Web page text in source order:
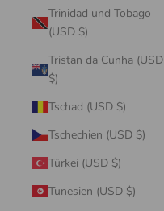
Trinidad und Tobago
(USD $)
Tristan da Cunha (USD
$)
Tschad (USD $)
Tschechien (USD $)
Türkei (USD $)
Tunesien (USD $)